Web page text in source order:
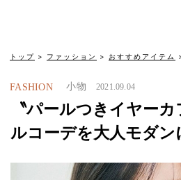
トップ ファッション おすすめアイテム
FASHION 小物 2021.09.04
〝パールつきイヤー
ルコーデを大人モダン